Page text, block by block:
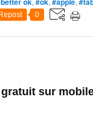
Repost 0
sur